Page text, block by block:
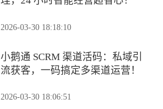
2026-03-30 18:18:10
小鹅通 SCRM 渠道活码：私域引
流获客，一码搞定多渠道运营！
2026-03-30 18:06:51